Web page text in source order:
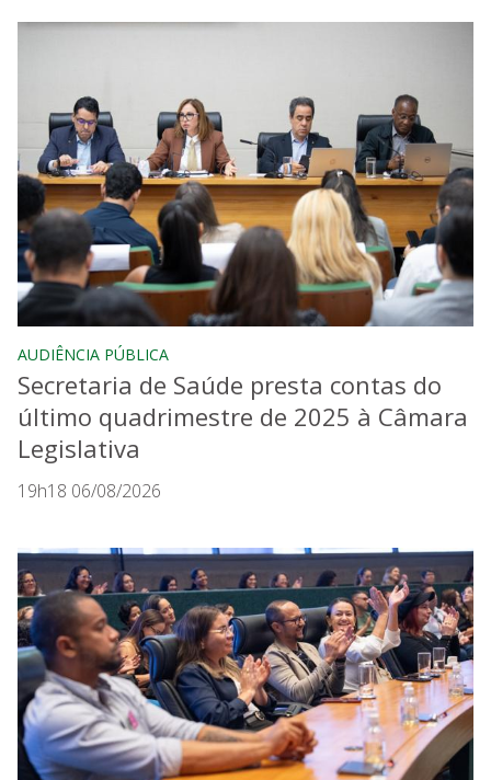
AUDIÊNCIA PÚBLICA
Secretaria de Saúde presta contas do
último quadrimestre de 2025 à Câmara
Legislativa
19h18 06/08/2026